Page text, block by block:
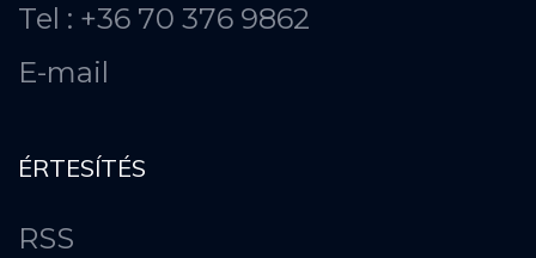
Tel : +36 70 376 9862
E-mail
ÉRTESÍTÉS
RSS